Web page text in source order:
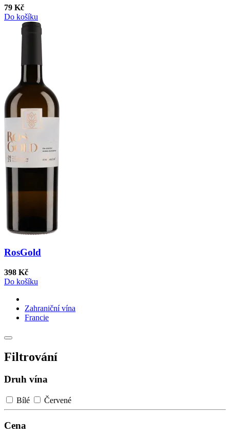
79 Kč
Do košíku
RosGold
398 Kč
Do košíku
Zahraniční vína
Francie
Filtrování
Druh vína
Bílé Červené
Cena